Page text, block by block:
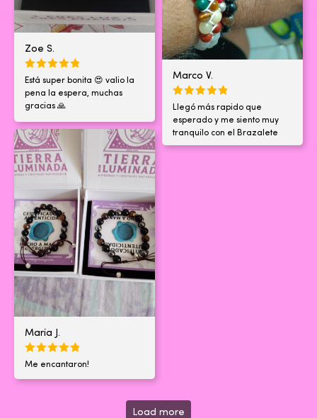
Zoe S.
Está super bonita 😍 valio la
pena la espera, muchas
gracias 🙏
Marco V.
Llegó más rapido que
esperado y me siento muy
tranquilo con el Brazalete
Maria J.
Me encantaron!
Load more